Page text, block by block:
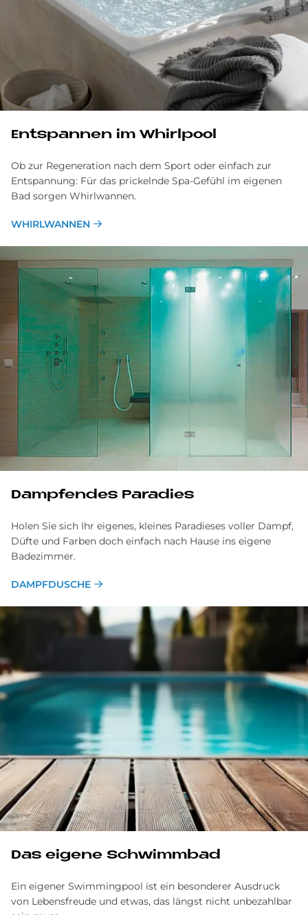
Entspannen im Whirlpool
Ob zur Regeneration nach dem Sport oder einfach zur
Entspannung: Für das prickelnde Spa-Gefühl im eigenen
Bad sorgen Whirlwannen.
WHIRLWANNEN
Dampfendes Paradies
Holen Sie sich Ihr eigenes, kleines Paradieses voller Dampf,
Düfte und Farben doch einfach nach Hause ins eigene
Badezimmer.
DAMPFDUSCHE
Das eigene Schwimmbad
Ein eigener Swimmingpool ist ein besonderer Ausdruck
von Lebensfreude und etwas, das längst nicht unbezahlbar